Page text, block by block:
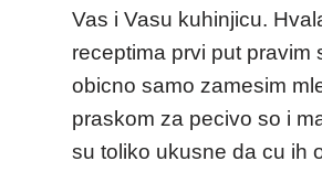
Vas i Vasu kuhinjicu.
receptima prvi put pravim
obicno samo zamesim
praskom za pecivo so i
su toliko ukusne da cu ih